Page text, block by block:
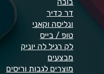
דר כדיר
ונליסה וקאני
טופ / בייס
לק רגיל לה יוניק
מבצעים
מוצרים לגבות וריסים